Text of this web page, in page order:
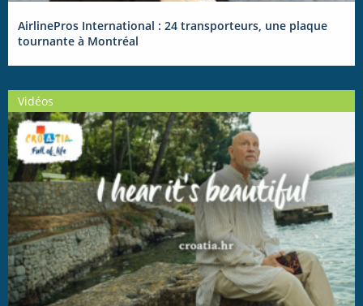
AirlinePros International : 24 transporteurs, une plaque
tournante à Montréal
Vidéos